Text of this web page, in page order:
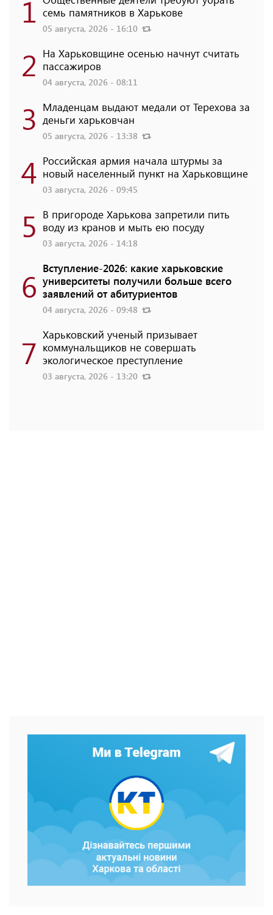
1 семь памятников в Харькове
05 августа, 2026 - 16:10
2 На Харьковщине осенью начнут считать
пассажиров
04 августа, 2026 - 08:11
3 Младенцам выдают медали от Терехова за
деньги харьковчан
05 августа, 2026 - 13:38
4 Российская армия начала штурмы за
новый населенный пункт на Харьковщине
03 августа, 2026 - 09:45
5 В пригороде Харькова запретили пить
воду из кранов и мыть ею посуду
03 августа, 2026 - 14:18
6 Вступление-2026: какие харьковские
университеты получили больше всего
заявлений от абитуриентов
04 августа, 2026 - 09:48
7 Харьковский ученый призывает
коммунальщиков не совершать
экологическое преступление
03 августа, 2026 - 13:20